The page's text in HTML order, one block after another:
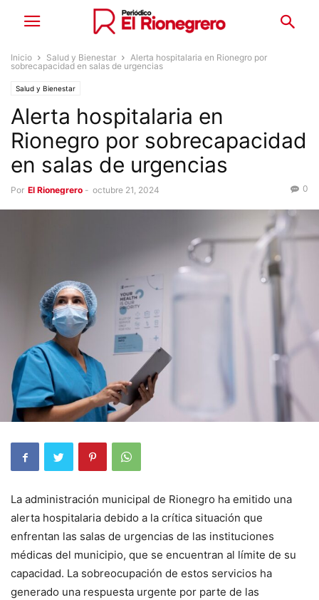
Inicio Salud y Bienestar
Alerta hospitalaria en Rionegro por
sobrecapacidad en salas de urgencias
Salud y Bienestar
Alerta hospitalaria en
Rionegro por sobrecapacidad
en salas de urgencias
Por El Rionegrero - octubre 21, 2024 0
La administración municipal de Rionegro ha emitido una
alerta hospitalaria debido a la crítica situación que
enfrentan las salas de urgencias de las instituciones
médicas del municipio, que se encuentran al límite de su
capacidad. La sobreocupación de estos servicios ha
generado una respuesta urgente por parte de las